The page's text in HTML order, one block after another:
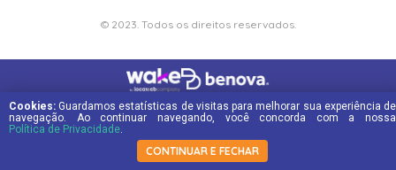
© 2023. Todos os direitos reservados.
Cookies: Guardamos estatísticas de visitas para melhorar sua experiência de
navegação. Ao continuar navegando, você concorda com a nossa
Política de Privacidade.
CONTINUAR E FECHAR